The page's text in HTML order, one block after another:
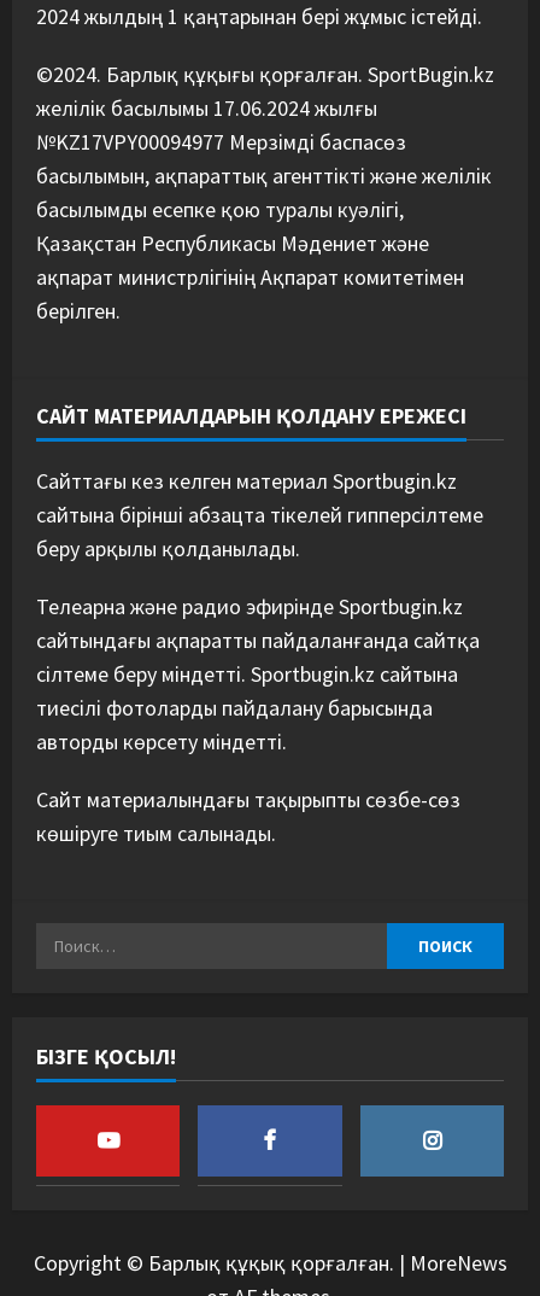
2024 жылдың 1 қаңтарынан бері жұмыс істейді.
©2024. Барлық құқығы қорғалған. SportBugin.kz
желілік басылымы 17.06.2024 жылғы
№KZ17VPY00094977 Мерзімді баспасөз
басылымын, ақпараттық агенттікті және желілік
басылымды есепке қою туралы куәлігі,
Қазақстан Республикасы Мәдениет және
ақпарат министрлігінің Ақпарат комитетімен
берілген.
САЙТ МАТЕРИАЛДАРЫН ҚОЛДАНУ ЕРЕЖЕСІ
Сайттағы кез келген материал Sportbugin.kz
сайтына бірінші абзацта тікелей гипперсілтеме
беру арқылы қолданылады.
Телеарна және радио эфирінде Sportbugin.kz
сайтындағы ақпаратты пайдаланғанда сайтқа
сілтеме беру міндетті. Sportbugin.kz сайтына
тиесілі фотоларды пайдалану барысында
авторды көрсету міндетті.
Сайт материалындағы тақырыпты сөзбе-сөз
көшіруге тиым салынады.
БІЗГЕ ҚОСЫЛ!
Copyright © Барлық құқық қорғалған. | MoreNews